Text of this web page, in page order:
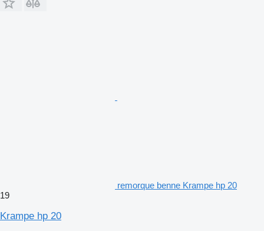
remorque benne Krampe hp 20
19
Krampe hp 20